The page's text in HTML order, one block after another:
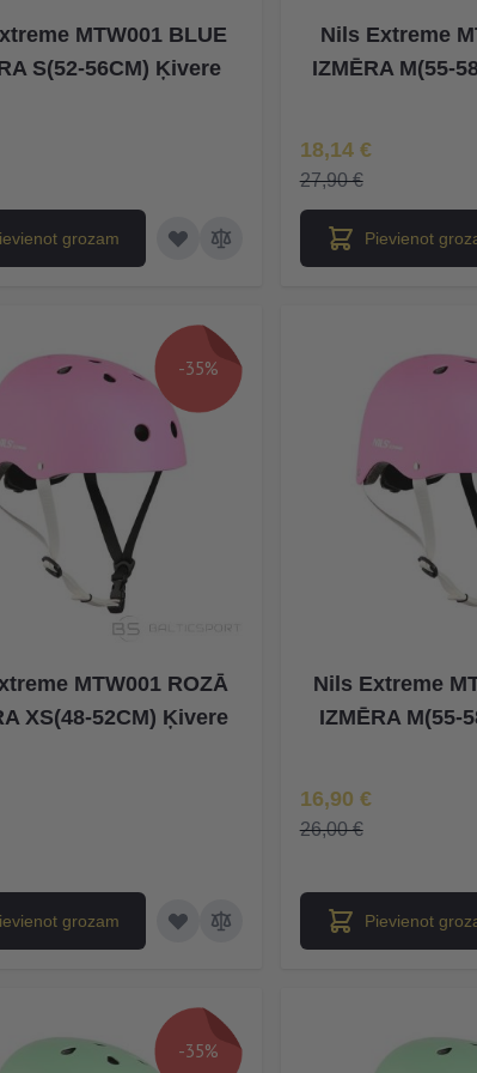
MTW001 BLUE
S(52-56CM) Ķivere
grozam
Nils Extreme
IZMĒRA M(55-
Īpaša Cena
18,14 €
27,90 €
Pievienot
-35%
MTW001 ROZĀ
XS(48-52CM) Ķivere
grozam
Nils Extreme
IZMĒRA M(55-
Īpaša Cena
16,90 €
26,00 €
Pievienot
-35%